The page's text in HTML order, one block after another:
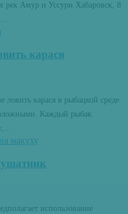
рек Амур и Уссури Хабаровск, 8
карася
карася в рыбацкой среде
Каждый рыбак
использование